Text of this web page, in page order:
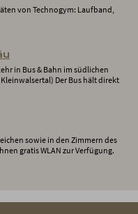
von Technogym: Laufband,
in Bus & Bahn im südlichen
Der Bus hält direkt
sowie in den Zimmern des
gratis WLAN zur Verfügung.